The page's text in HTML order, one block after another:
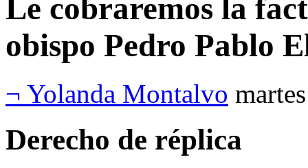
Le cobraremos la
obispo Pedro Pablo
¬ Yolanda Montalvo
Derecho de réplica